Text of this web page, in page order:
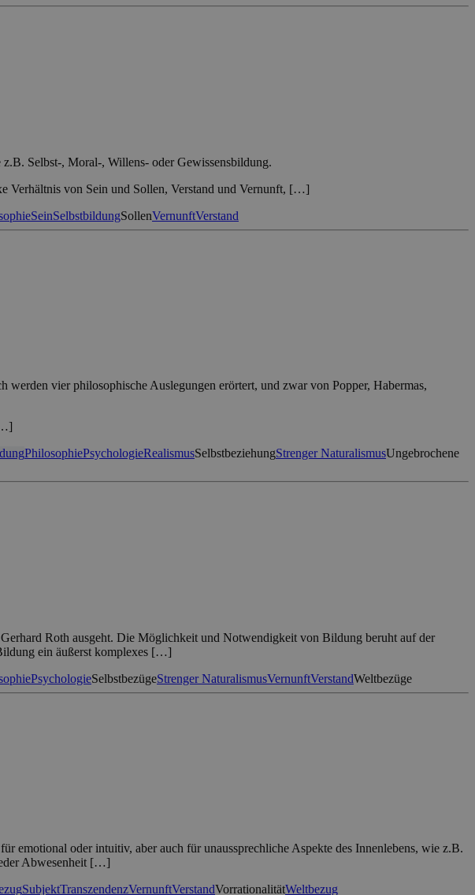
Selbst-, Moral-, Willens- oder Gewissensbildung.
Verhältnis von Sein und Sollen, Verstand und Vernunft, […]
SeinSelbstbildungSollenVernunftVerstand
vier philosophische Auslegungen erörtert, und zwar von Popper, Habermas,
PhilosophiePsychologieRealismusSelbstbeziehungStrenger NaturalismusUngebrochene
Roth ausgeht. Die Möglichkeit und Notwendigkeit von Bildung beruht auf der
ein äußerst komplexes […]
PsychologieSelbstbezügeStrenger NaturalismusVernunftVerstandWeltbezüge
emotional oder intuitiv, aber auch für unaussprechliche Aspekte des Innenlebens, wie z.B.
Abwesenheit […]
SubjektTranszendenzVernunftVerstandVorrationalitätWeltbezug